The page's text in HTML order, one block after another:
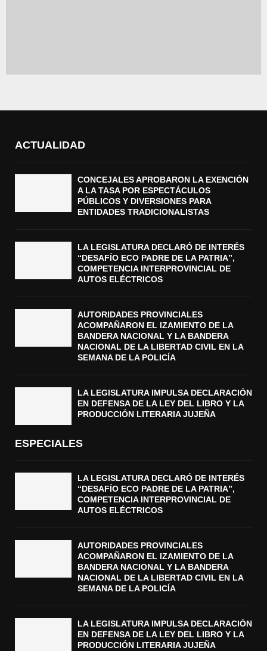
ACTUALIDAD
CONCEJALES APROBARON LA EXENCIÓN
A LA TASA POR ESPECTÁCULOS
PÚBLICOS Y DIVERSIONES PARA
ENTIDADES TRADICIONALISTAS
LA LEGISLATURA DECLARÓ DE INTERÉS
“DESAFÍO ECO PADRE DE LA PATRIA”,
COMPETENCIA INTERPROVINCIAL DE
AUTOS ELÉCTRICOS
AUTORIDADES PROVINCIALES
ACOMPAÑARON EL IZAMIENTO DE LA
BANDERA NACIONAL Y LA BANDERA
NACIONAL DE LA LIBERTAD CIVIL EN LA
SEMANA DE LA POLICÍA
LA LEGISLATURA IMPULSA DECLARACIÓN
EN DEFENSA DE LA LEY DEL LIBRO Y LA
PRODUCCIÓN LITERARIA JUJEÑA
ESPECIALES
LA LEGISLATURA DECLARÓ DE INTERÉS
“DESAFÍO ECO PADRE DE LA PATRIA”,
COMPETENCIA INTERPROVINCIAL DE
AUTOS ELÉCTRICOS
AUTORIDADES PROVINCIALES
ACOMPAÑARON EL IZAMIENTO DE LA
BANDERA NACIONAL Y LA BANDERA
NACIONAL DE LA LIBERTAD CIVIL EN LA
SEMANA DE LA POLICÍA
LA LEGISLATURA IMPULSA DECLARACIÓN
EN DEFENSA DE LA LEY DEL LIBRO Y LA
PRODUCCIÓN LITERARIA JUJEÑA